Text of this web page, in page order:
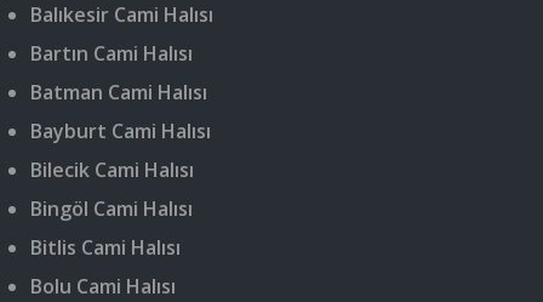
Balıkesir Cami Halısı
Bartın Cami Halısı
Batman Cami Halısı
Bayburt Cami Halısı
Bilecik Cami Halısı
Bingöl Cami Halısı
Bitlis Cami Halısı
Bolu Cami Halısı